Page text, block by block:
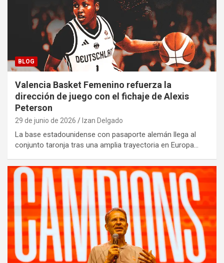
BLOG
Valencia Basket Femenino refuerza la
dirección de juego con el fichaje de Alexis
Peterson
29 de junio de 2026 Izan Delgado
La base estadounidense con pasaporte alemán llega al
conjunto taronja tras una amplia trayectoria en Europa…